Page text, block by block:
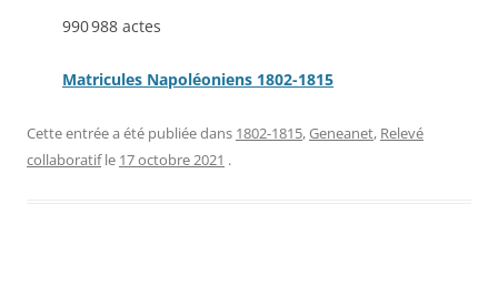
990 988 actes
Matricules Napoléoniens 1802-1815
Cette entrée a été publiée dans 1802-1815,Geneanet, Relevé
collaboratifle 17 octobre 2021 .